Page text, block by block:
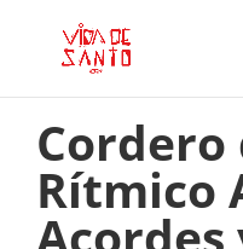
Cordero
Rítmico